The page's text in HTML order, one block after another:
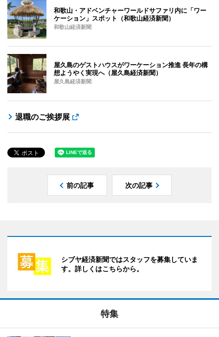
和歌山・アドベンチャーワールドサファリ内に「ワー
ケーション」スポット（和歌山経済新聞）
和歌山経済新聞
屋久島のゲストハウスがワーケーション推進 長年の構
想ようやく実現へ（屋久島経済新聞）
屋久島経済新聞
退職のご挨拶展
前の記事 次の記事
シブヤ経済新聞ではスタッフを募集していま
す。詳しくはこちらから。
特集